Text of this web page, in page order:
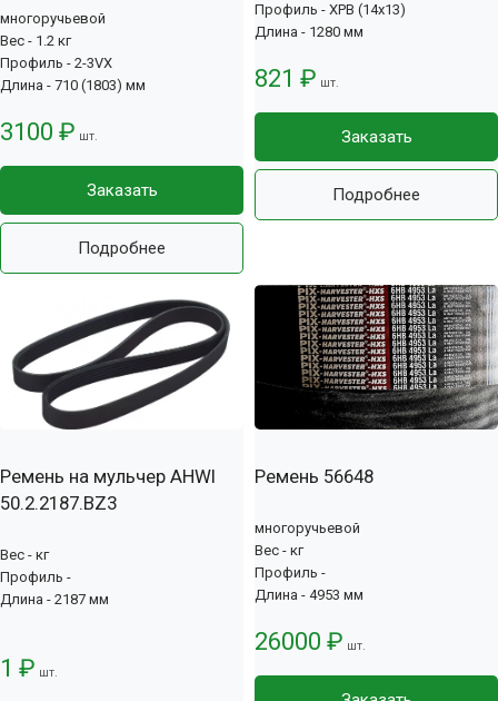
многоручьевой
Вес - 1.2 кг
Профиль - 2-3VX
Длина - 710 (1803) мм
3100 ₽ шт.
Заказать
Подробнее
Профиль - XPB (14x13)
Длина - 1280 мм
821 ₽ шт.
Заказать
Подробнее
Ремень на мульчер AHWI
50.2.2187.BZ3
Вес - кг
Профиль -
Длина - 2187 мм
1 ₽ шт.
Ремень 56648
многоручьевой
Вес - кг
Профиль -
Длина - 4953 мм
26000 ₽ шт.